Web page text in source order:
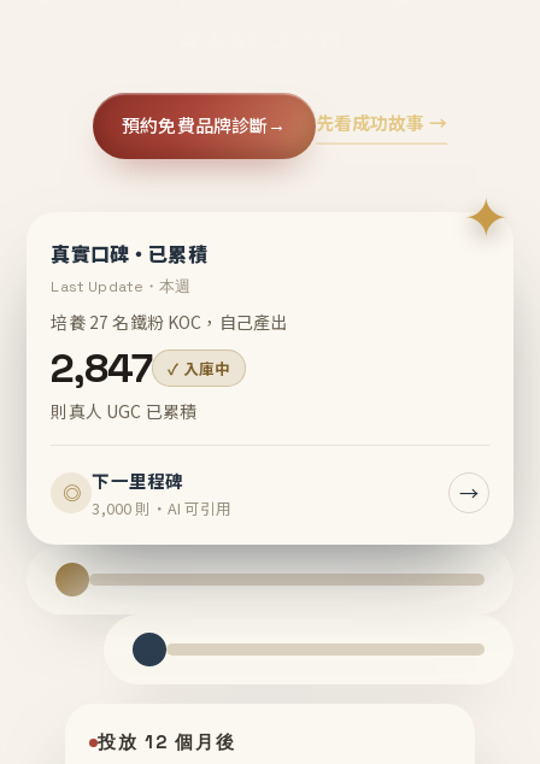
預約免費品牌診斷→ 先看成功故事 →
✦
真實口碑・已累積
Last Update・本週
培養 27 名鐵粉 KOC，自己產出
2,847 ✓ 入庫中
則真人 UGC 已累積
◎ 下一里程碑
3,000 則・AI 可引用
→
投放 12 個月後